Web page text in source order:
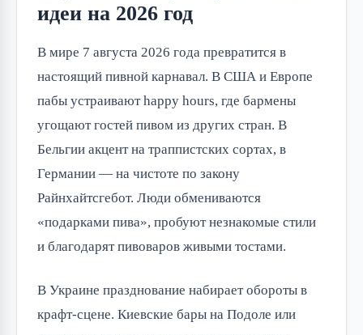
идеи на 2026 год
В мире 7 августа 2026 года превратится в
настоящий пивной карнавал. В США и Европе
пабы устраивают happy hours, где бармены
угощают гостей пивом из других стран. В
Бельгии акцент на траппистских сортах, в
Германии — на чистоте по закону
Райнхайтсгебот. Люди обмениваются
«подарками пива», пробуют незнакомые стили
и благодарят пивоваров живыми тостами.
В Украине празднование набирает обороты в
крафт-сцене. Киевские бары на Подоле или